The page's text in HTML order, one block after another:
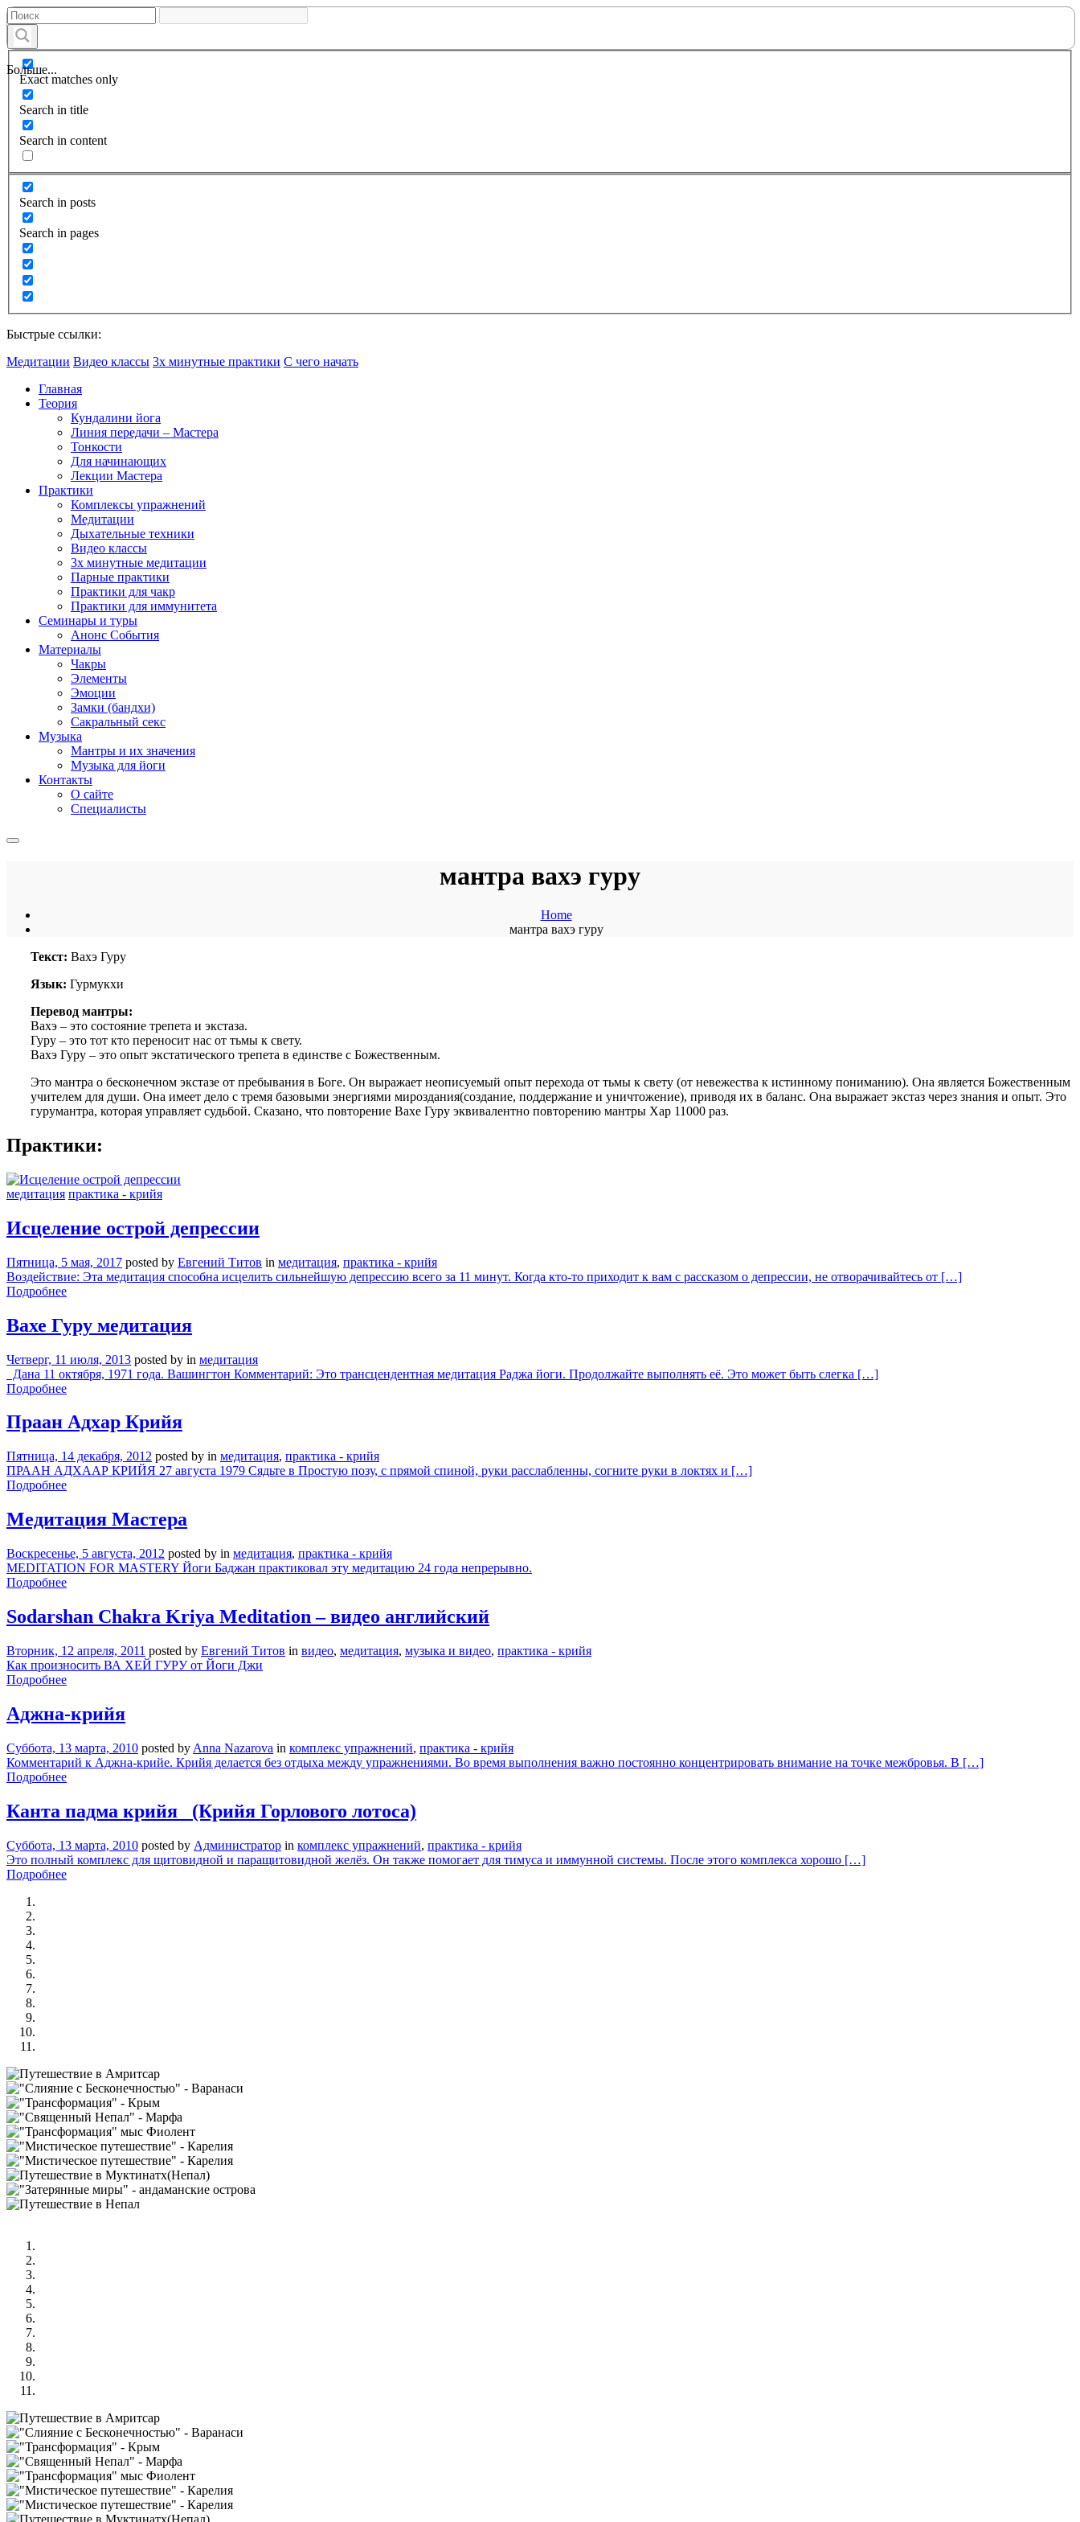
Больше...
Exact matches only
Search in title
Search in content
Search in posts
Search in pages
Быстрые ссылки:
Медитации Видео классы 3х минутные практики С чего начать
Главная
Теория
Кундалини йога
Линия передачи – Мастера
Тонкости
Для начинающих
Лекции Мастера
Практики
Комплексы упражнений
Медитации
Дыхательные техники
Видео классы
3х минутные медитации
Парные практики
Практики для чакр
Практики для иммунитета
Семинары и туры
Анонс События
Материалы
Чакры
Элементы
Эмоции
Замки (бандхи)
Сакральный секс
Музыка
Мантры и их значения
Музыка для йоги
Контакты
О сайте
Специалисты
мантра вахэ гуру
Home
мантра вахэ гуру
Текст: Вахэ Гуру
Язык: Гурмукхи
Перевод мантры:
Вахэ – это состояние трепета и экстаза.
Гуру – это тот кто переносит нас от тьмы к свету.
Вахэ Гуру – это опыт экстатического трепета в единстве с Божественным.
Это мантра о бесконечном экстазе от пребывания в Боге. Он выражает неописуемый опыт перехода от тьмы к свету (от невежества к истинному пониманию). Она является Божественным
учителем для души. Она имеет дело с тремя базовыми энергиями мироздания(создание, поддержание и уничтожение), приводя их в баланс. Она выражает экстаз через знания и опыт. Это
гурумантра, которая управляет судьбой. Сказано, что повторение Вахе Гуру эквивалентно повторению мантры Хар 11000 раз.
Практики:
медитация практика - крийя
Исцеление острой депрессии
Пятница, 5 мая, 2017 posted by Евгений Титов in медитация, практика - крийя
Воздействие: Эта медитация способна исцелить сильнейшую депрессию всего за 11 минут. Когда кто-то приходит к вам с рассказом о депрессии, не отворачивайтесь от […]
Подробнее
Вахе Гуру медитация
Четверг, 11 июля, 2013 posted by in медитация
Дана 11 октября, 1971 года. Вашингтон Комментарий: Это трансцендентная медитация Раджа йоги. Продолжайте выполнять её. Это может быть слегка […]
Подробнее
Праан Адхар Крийя
Пятница, 14 декабря, 2012 posted by in медитация, практика - крийя
ПРААН АДХААР КРИЙЯ 27 августа 1979 Сядьте в Простую позу, с прямой спиной, руки расслабленны, согните руки в локтях и […]
Подробнее
Медитация Мастера
Воскресенье, 5 августа, 2012 posted by in медитация, практика - крийя
MEDITATION FOR MASTERY Йоги Баджан практиковал эту медитацию 24 года непрерывно.
Подробнее
Sodarshan Chakra Kriya Meditation – видео английский
Вторник, 12 апреля, 2011 posted by Евгений Титов in видео, медитация, музыка и видео, практика - крийя
Как произносить ВА ХЕЙ ГУРУ от Йоги Джи
Подробнее
Аджна-крийя
Суббота, 13 марта, 2010 posted by Anna Nazarova in комплекс упражнений, практика - крийя
Комментарий к Аджна-крийе. Крийя делается без отдыха между упражнениями. Во время выполнения важно постоянно концентрировать внимание на точке межбровья. В […]
Подробнее
Канта падма крийя (Крийя Горлового лотоса)
Суббота, 13 марта, 2010 posted by Администратор in комплекс упражнений, практика - крийя
Это полный комплекс для щитовидной и паращитовидной желёз. Он также помогает для тимуса и иммунной системы. После этого комплекса хорошо […]
Подробнее